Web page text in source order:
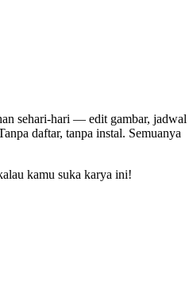
sehari-hari — edit gambar, jadwal
daftar, tanpa instal. Semuanya
kamu suka karya ini!